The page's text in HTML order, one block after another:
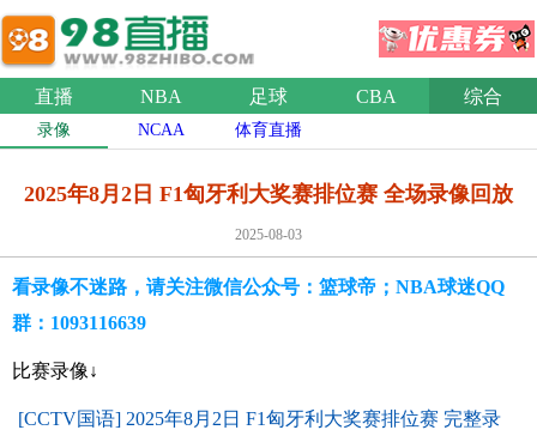
直播 NBA 足球 CBA 综合
录像 NCAA 体育直播
2025年8月2日 F1匈牙利大奖赛排位赛 全场录像回放
2025-08-03
看录像不迷路，请关注微信公众号：篮球帝；NBA球迷QQ
群：1093116639
比赛录像↓
[CCTV国语] 2025年8月2日 F1匈牙利大奖赛排位赛 完整录